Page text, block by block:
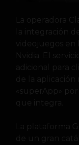
La operadora
la integración
videojuegos
Nvidia. El
adicional para
de la aplicación
«superApp»
que integra.
La plataforma
de un gran